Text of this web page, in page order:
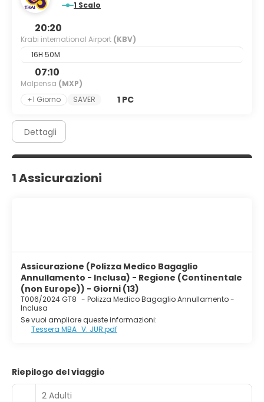
1 Scalo
20:20
Krabi international Airport (KBV)
16H 50M
07:10
Malpensa (MXP)
+1 Giorno
SAVER 1 PC
Dettagli
1 Assicurazioni
Assicurazione (Polizza Medico Bagaglio
Annullamento - Inclusa) - Regione (Continentale
(non Europe)) - Giorni (13)
T006/2024 GT8 - Polizza Medico Bagaglio Annullamento -
Inclusa
Se vuoi ampliare queste informazioni:
Tessera MBA_V. JUR.pdf
Riepilogo del viaggio
2 Adulti